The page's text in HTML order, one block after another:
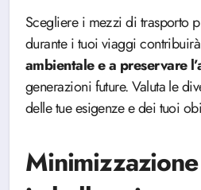
Scegliere i mezzi di trasporto
durante i tuoi viaggi
ambientale e a preservare
generazioni future. Valuta le
delle tue esigenze e dei tuoi